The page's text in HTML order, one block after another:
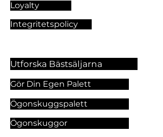
Loyalty
Integritetspolicy
Utforska Bästsäljarna
Gör Din Egen Palett
Ögonskuggspalett
Ögonskuggor